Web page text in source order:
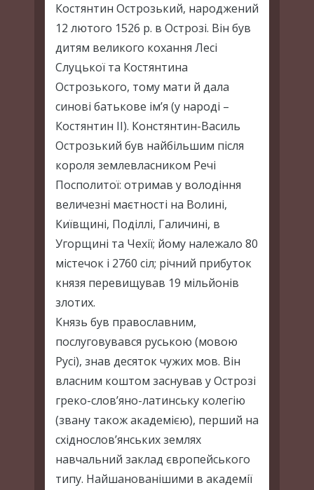
Костянтин Острозький, народжений
12 лютого 1526 р. в Острозі. Він був
дитям великого кохання Лесі
Слуцької та Костянтина
Острозького, тому мати й дала
синові батькове ім’я (у народі –
Костянтин ІІ). Констянтин-Василь
Острозький був найбільшим після
короля землевласником Речі
Посполитої: отримав у володіння
величезні маєтності на Волині,
Київщині, Поділлі, Галичині, в
Угорщині та Чехії; йому належало 80
містечок і 2760 сіл; річний прибуток
князя перевищував 19 мільйонів
злотих.
Князь був православним,
послуговувався руською (мовою
Русі), знав десяток чужих мов. Він
власним коштом заснував у Острозі
греко-слов’яно-латинську колегію
(звану також академією), перший на
східнослов’янських землях
навчальний заклад європейського
типу. Найшанованішими в академії